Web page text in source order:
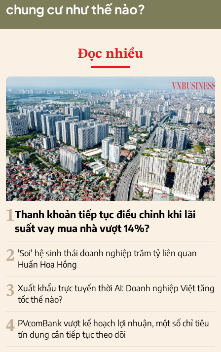
chung cư như thế nào?
Đọc nhiều
1Thanh khoản tiếp tục điều chỉnh khi lãi
suất vay mua nhà vượt 14%?
2 'Soi' hệ sinh thái doanh nghiệp trăm tỷ liên quan
Huấn Hoa Hồng
3 Xuất khẩu trực tuyến thời AI: Doanh nghiệp Việt tăng
tốc thế nào?
4 PVcomBank vượt kế hoạch lợi nhuận, một số chỉ tiêu
tín dụng cần tiếp tục theo dõi